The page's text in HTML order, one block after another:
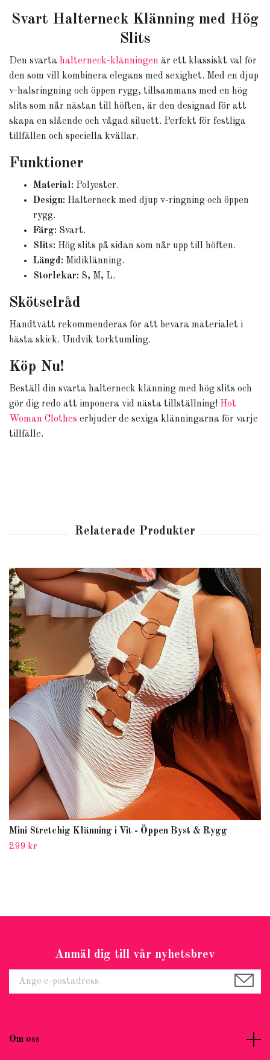
Svart Halterneck Klänning med Hög
Slits
Den svarta halterneck-klänningen är ett klassiskt val för
den som vill kombinera elegans med sexighet. Med en djup
v-halsringning och öppen rygg, tillsammans med en hög
slits som når nästan till höften, är den designad för att
skapa en slående och vågad siluett. Perfekt för festliga
tillfällen och speciella kvällar.
Funktioner
Material: Polyester.
Design: Halterneck med djup v-ringning och öppen
rygg.
Färg: Svart.
Slits: Hög slits på sidan som når upp till höften.
Längd: Midiklänning.
Storlekar: S, M, L.
Skötselråd
Handtvätt rekommenderas för att bevara materialet i
bästa skick. Undvik torktumling.
Köp Nu!
Beställ din svarta halterneck klänning med hög slits och
gör dig redo att imponera vid nästa tillställning! Hot
Woman Clothes erbjuder de sexiga klänningarna för varje
tillfälle.
Mini Stretchig Klänning i Vit - Öppen Byst & Rygg
299 kr
Anmäl dig till vår nyhetsbrev
Om oss